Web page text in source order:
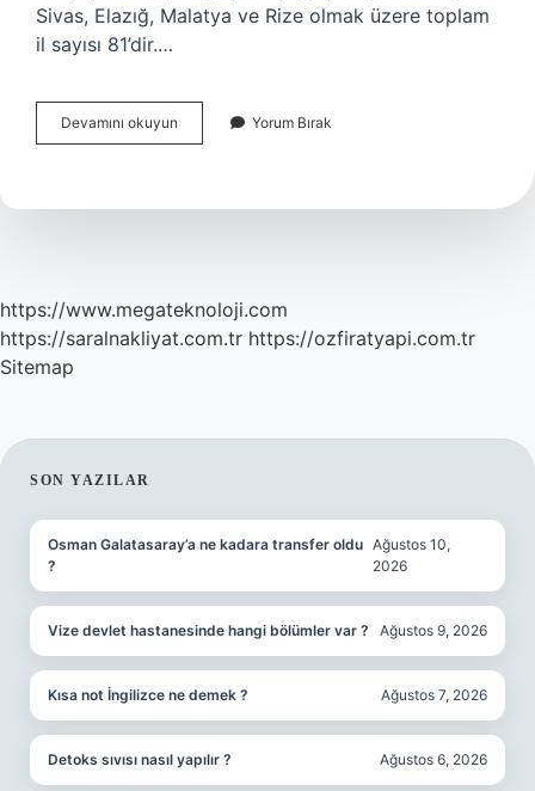
Sivas, Elazığ, Malatya ve Rize olmak üzere toplam
il sayısı 81’dir.…
Devamını okuyun Türkiyenin
Kaç
Var
Yorum Bırak
https://www.megateknoloji.com
https://saralnakliyat.com.tr https://ozfiratyapi.com.tr
Sitemap
SIDEBAR
SON YAZILAR
Osman Galatasaray’a ne kadara transfer oldu
?
Ağustos 10,
2026
Vize devlet hastanesinde hangi bölümler var ? Ağustos 9, 2026
Kısa not İngilizce ne demek ? Ağustos 7, 2026
Detoks sıvısı nasıl yapılır ? Ağustos 6, 2026